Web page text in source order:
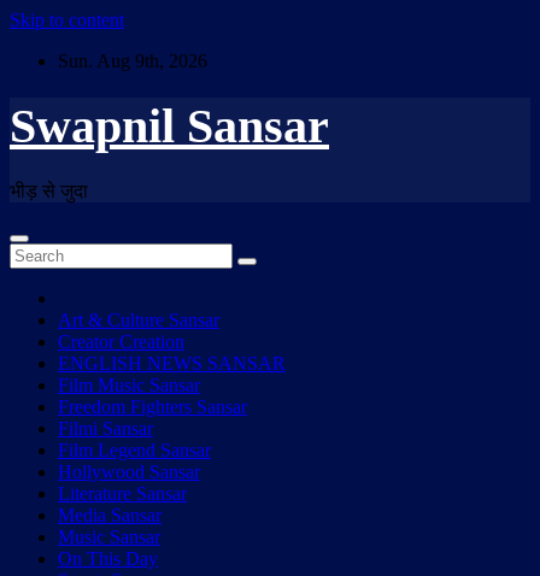
Skip to content
Sun. Aug 9th, 2026
Swapnil Sansar
भीड़ से जुदा
Art & Culture Sansar
Creator Creation
ENGLISH NEWS SANSAR
Film Music Sansar
Freedom Fighters Sansar
Filmi Sansar
Film Legend Sansar
Hollywood Sansar
Literature Sansar
Media Sansar
Music Sansar
On This Day